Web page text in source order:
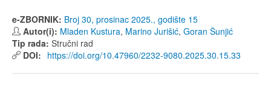
e-ZBORNIK: Broj 30, prosinac 2025., godište 15
Autor(i): Mladen Kustura, Marino Jurišić, Goran Šunjić
Tip rada: Stručni rad
DOI: https://doi.org/10.47960/2232-9080.2025.30.15.33